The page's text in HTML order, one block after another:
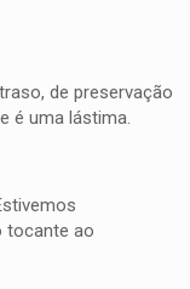
de preservação
é uma lástima.
tocante ao